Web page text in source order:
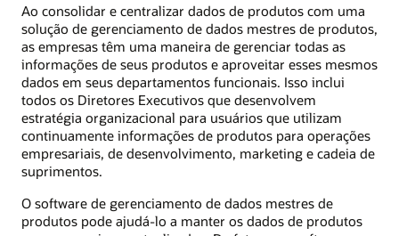
Ao consolidar e centralizar dados de produtos com uma
solução de gerenciamento de dados mestres de produtos,
as empresas têm uma maneira de gerenciar todas as
informações de seus produtos e aproveitar esses mesmos
dados em seus departamentos funcionais. Isso inclui
todos os Diretores Executivos que desenvolvem
estratégia organizacional para usuários que utilizam
continuamente informações de produtos para operações
empresariais, de desenvolvimento, marketing e cadeia de
suprimentos.
O software de gerenciamento de dados mestres de
produtos pode ajudá-lo a manter os dados de produtos